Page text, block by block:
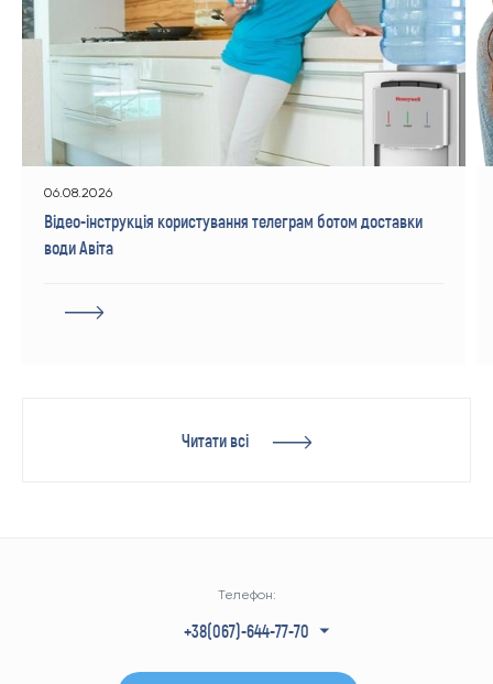
06.08.2026
Відео-інструкція користування телеграм ботом доставки
води Авіта
Читати всі
Телефон:
+38(067)-644-77-70